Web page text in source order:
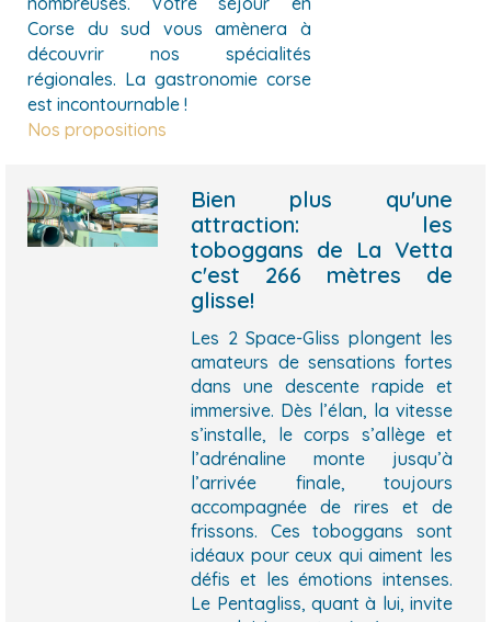
Corse du sud vous amènera à
découvrir nos spécialités
régionales. La gastronomie corse
est incontournable !
Nos propositions
Bien plus qu'une
attraction: les
toboggans de La Vetta
c'est 266 mètres de
glisse!
Les 2 Space-Gliss plongent les
amateurs de sensations fortes
dans une descente rapide et
immersive. Dès l’élan, la vitesse
s’installe, le corps s’allège et
l’adrénaline monte jusqu’à
l’arrivée finale, toujours
accompagnée de rires et de
frissons. Ces toboggans sont
idéaux pour ceux qui aiment les
défis et les émotions intenses.
Le Pentagliss, quant à lui, invite